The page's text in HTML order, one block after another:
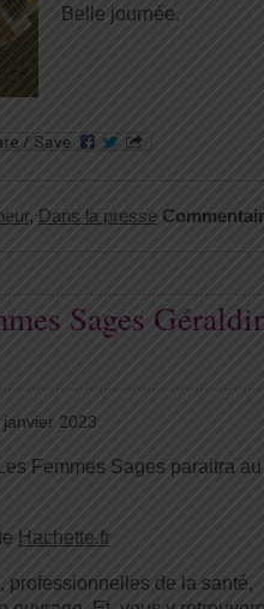
Belle journée.
, Dans la presse
Sages
2023
Femmes Sages paraitra
Hachette.fr
professionnelles de la santé,